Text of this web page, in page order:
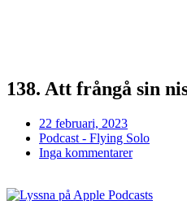
138. Att frångå sin
22 februari, 2023
Podcast - Flying Solo
Inga kommentarer